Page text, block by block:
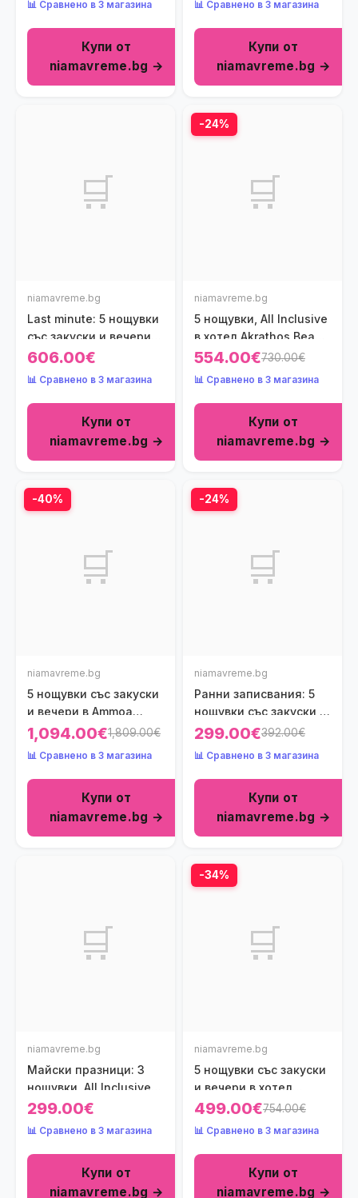
през Май!
📊 Сравнено в 3 магазина
Купи от
niamavreme.bg →
през Юни!
📊 Сравнено в 3 магазина
Купи от
niamavreme.bg →
🛒
niamavreme.bg
Last minute: 5 нощувки
със закуски и вечери в
хотел Elea Beach 4*,
през Юни! Дете до
11.99г. - безплатно!
606.00€
📊 Сравнено в 3 магазина
Купи от
niamavreme.bg →
-24%
🛒
niamavreme.bg
5 нощувки, All Inclusive
в хотел Akrathos Beach
4*, Халкидики, Гърция
5.99г. - безплатно!
554.00€730.00€
📊 Сравнено в 3 магазина
Купи от
niamavreme.bg →
-40%
🛒
niamavreme.bg
5 нощувки със закуски
и вечери в Ammoa
Luxury Hotel &amp; SPA
Resort 5*, Халкидики,
Гърция през Юли и
Август! Дете до 11.99г.
- безплатно!
1,094.00€1,809.00€
📊 Сравнено в 3 магазина
Купи от
niamavreme.bg →
-24%
🛒
niamavreme.bg
Ранни записвания: 5
нощувки със закуски и
вечери в хотел Aegean
5*, Халкидики, Гърция
през Май!
299.00€392.00€
📊 Сравнено в 3 магазина
Купи от
niamavreme.bg →
🛒
niamavreme.bg
Майски празници: 3
нощувки, All Inclusive в
хотел Poseidon Sea
Гърция! Дете до
13.99г. - безплатно!
299.00€
📊 Сравнено в 3 магазина
Купи от
niamavreme.bg →
-34%
🛒
niamavreme.bg
5 нощувки със закуски
и вечери в хотел
Simantro Beach 5*,
през Юли и Август!
Дете до 1.99г. -
безплатно!
499.00€754.00€
📊 Сравнено в 3 магазина
Купи от
niamavreme.bg →